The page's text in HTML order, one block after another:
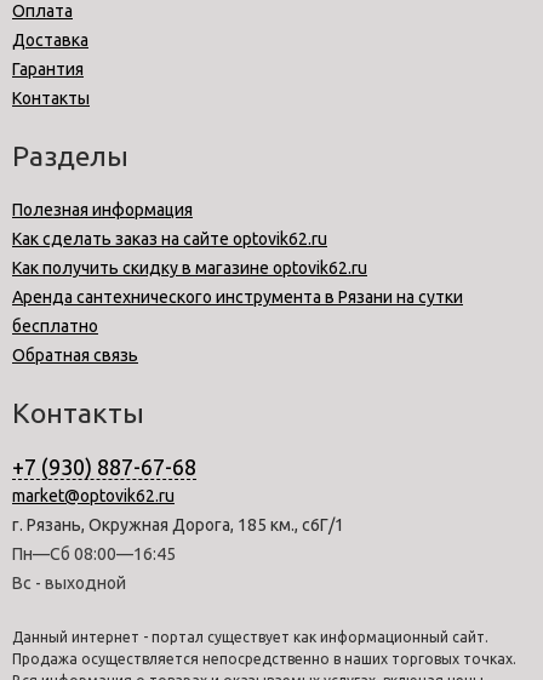
Оплата
Доставка
Гарантия
Контакты
Разделы
Полезная информация
Как сделать заказ на сайте optovik62.ru
Как получить скидку в магазине optovik62.ru
Аренда сантехнического инструмента в Рязани на сутки
бесплатно
Обратная связь
Контакты
+7 (930) 887-67-68
market@optovik62.ru
г. Рязань, Окружная Дорога, 185 км., с6Г/1
Пн—Сб 08:00—16:45
Вс - выходной
Данный интернет - портал существует как информационный сайт.
Продажа осуществляется непосредственно в наших торговых точках.